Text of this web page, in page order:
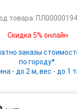
товара:
Скидка 5% онлайн
заказы
по городу*.
- до 2 м, вес - до 1